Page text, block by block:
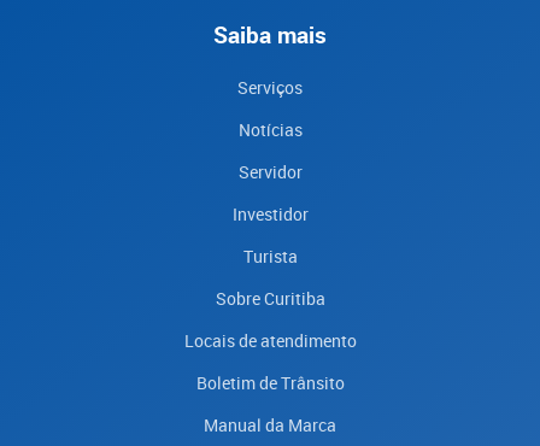
Saiba mais
Serviços
Notícias
Servidor
Investidor
Turista
Sobre Curitiba
Locais de atendimento
Boletim de Trânsito
Manual da Marca